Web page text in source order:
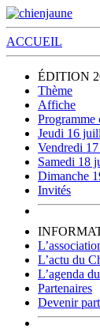
ACCUEIL
ÉDITION
Thème
Affiche
Programme
Jeudi 16
Vendredi
Samedi 18
Dimanche
Invités
L’actu du
L’agenda
Partenaires
Devenir